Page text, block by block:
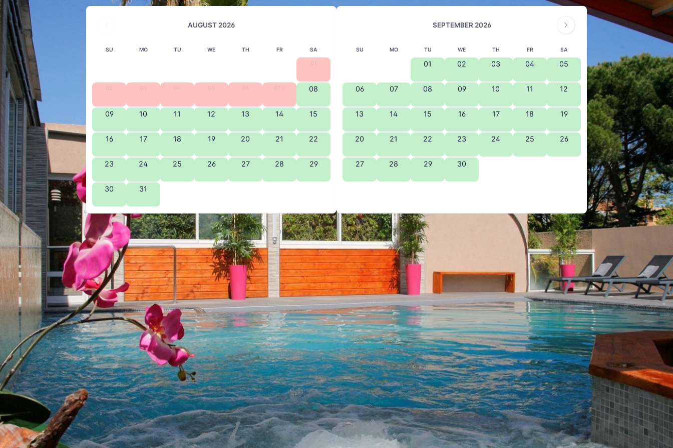
AUGUST 2026
SU MO TU WE TH FR SA
01
02 03 04 05 06 07 08
09 10 11 12 13 14 15
16 17 18 19 20 21 22
23 24 25 26 27 28 29
30 31
SEPTEMBER 2026
SU MO TU WE TH FR SA
01 02 03 04 05
06 07 08 09 10 11 12
13 14 15 16 17 18 19
20 21 22 23 24 25 26
27 28 29 30